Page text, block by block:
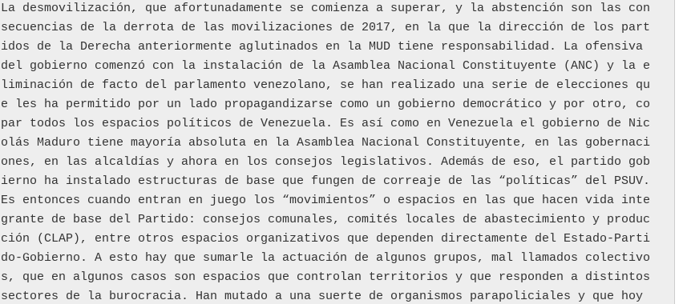
La desmovilización, que afortunadamente se comienza a superar, y la abstención son las con
secuencias de la derrota de las movilizaciones de 2017, en la que la dirección de los part
idos de la Derecha anteriormente aglutinados en la MUD tiene responsabilidad. La ofensiva
del gobierno comenzó con la instalación de la Asamblea Nacional Constituyente (ANC) y la e
liminación de facto del parlamento venezolano, se han realizado una serie de elecciones qu
e les ha permitido por un lado propagandizarse como un gobierno democrático y por otro, co
par todos los espacios políticos de Venezuela. Es así como en Venezuela el gobierno de Nic
olás Maduro tiene mayoría absoluta en la Asamblea Nacional Constituyente, en las gobernaci
ones, en las alcaldías y ahora en los consejos legislativos. Además de eso, el partido gob
ierno ha instalado estructuras de base que fungen de correaje de las “políticas” del PSUV.
Es entonces cuando entran en juego los “movimientos” o espacios en las que hacen vida inte
grante de base del Partido: consejos comunales, comités locales de abastecimiento y produc
ción (CLAP), entre otros espacios organizativos que dependen directamente del Estado-Parti
do-Gobierno. A esto hay que sumarle la actuación de algunos grupos, mal llamados colectivo
s, que en algunos casos son espacios que controlan territorios y que responden a distintos
sectores de la burocracia. Han mutado a una suerte de organismos parapoliciales y que hoy